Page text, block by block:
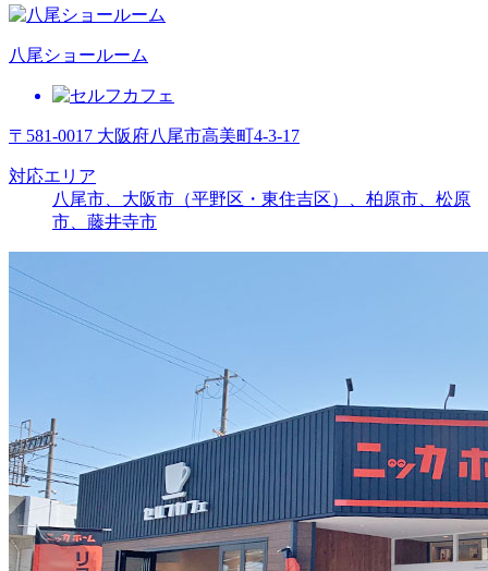
八尾ショールーム
〒581-0017 大阪府八尾市高美町4-3-17
対応エリア
八尾市、大阪市（平野区・東住吉区）、柏原市、松原
市、藤井寺市